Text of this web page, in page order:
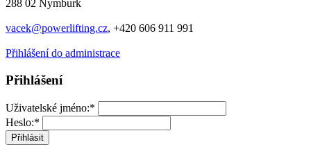
288 02 Nymburk
vacek@powerlifting.cz, +420 606 911 991
Přihlášení do administrace
Přihlášení
Uživatelské jméno:*
Heslo:*